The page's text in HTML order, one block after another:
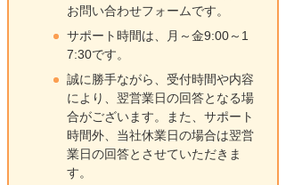
お問い合わせフォームです。
サポート時間は、月～金9:00～1
7:30です。
誠に勝手ながら、受付時間や内容
により、翌営業日の回答となる場
合がございます。また、サポート
時間外、当社休業日の場合は翌営
業日の回答とさせていただきま
す。